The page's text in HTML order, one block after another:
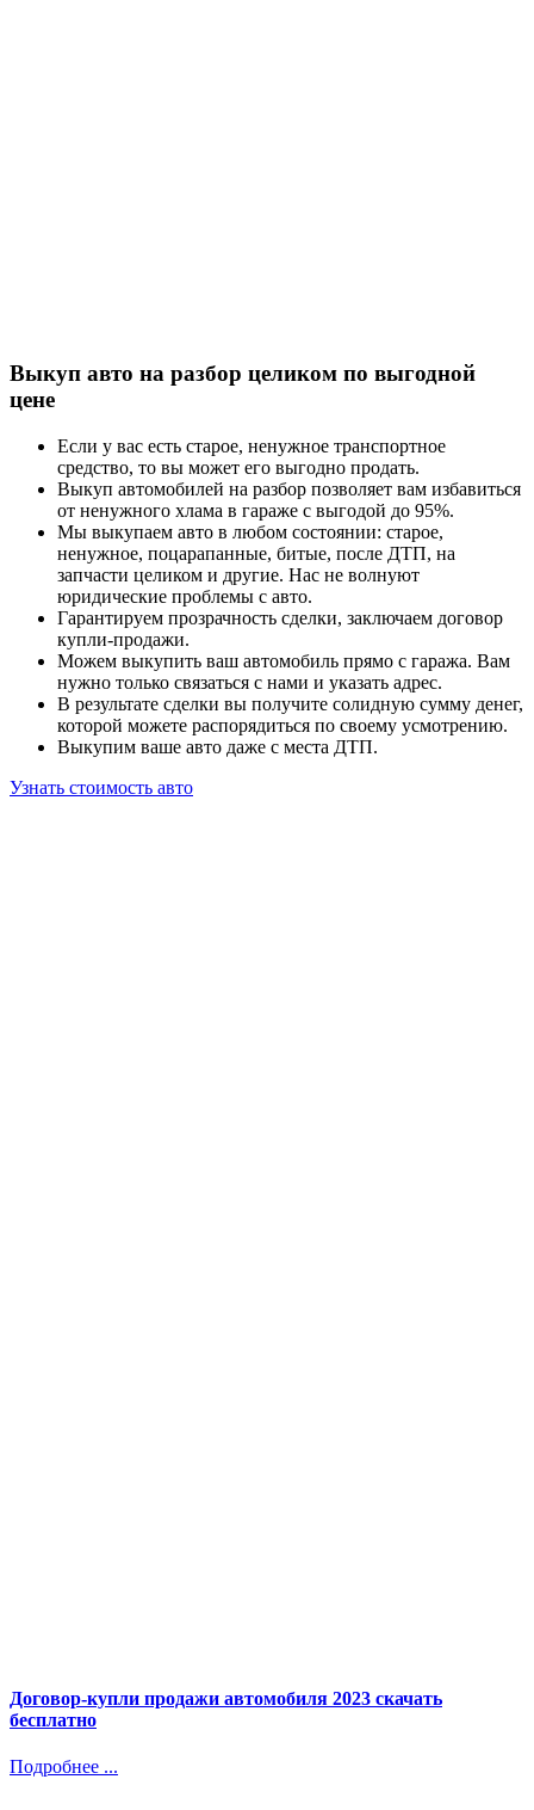
Выкуп авто на разбор целиком по выгодной
цене
Если у вас есть старое, ненужное транспортное
средство, то вы может его выгодно продать.
Выкуп автомобилей на разбор позволяет вам избавиться
от ненужного хлама в гараже с выгодой до 95%.
Мы выкупаем авто в любом состоянии: старое,
ненужное, поцарапанные, битые, после ДТП, на
запчасти целиком и другие. Нас не волнуют
юридические проблемы с авто.
Гарантируем прозрачность сделки, заключаем договор
купли-продажи.
Можем выкупить ваш автомобиль прямо с гаража. Вам
нужно только связаться с нами и указать адрес.
В результате сделки вы получите солидную сумму денег,
которой можете распорядиться по своему усмотрению.
Выкупим ваше авто даже с места ДТП.
Узнать стоимость авто
Договор-купли продажи автомобиля 2023 скачать
бесплатно
Подробнее ...